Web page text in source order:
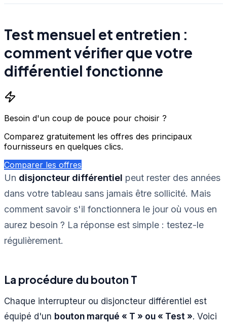
Test mensuel et entretien :
comment vérifier que votre
différentiel fonctionne
Besoin d'un coup de pouce pour choisir ?
Comparez gratuitement les offres des principaux
fournisseurs en quelques clics.
Comparer les offres
Un disjoncteur différentiel peut rester des années
dans votre tableau sans jamais être sollicité. Mais
comment savoir s'il fonctionnera le jour où vous en
aurez besoin ? La réponse est simple : testez-le
régulièrement.
La procédure du bouton T
Chaque interrupteur ou disjoncteur différentiel est
équipé d'un bouton marqué « T » ou « Test ». Voici